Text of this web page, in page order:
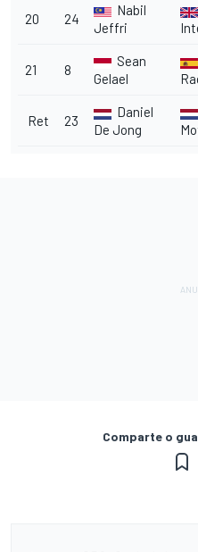
20 24
Nabil
Jeffri
21 8
Sean
Gelael
Ret 23
Daniel
De Jong
Comparte o